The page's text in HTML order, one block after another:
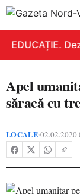
EDUCAȚIE.
Apel
săracă cu
LOCALE•02.02.2020